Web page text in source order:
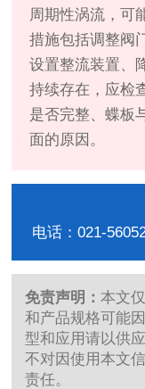
周期性涡流，可
措施包括调整阀
设置整流装置、
持续存在，应检
是否完整、蝶板
面的原因。
电话：021-
免责声明：本文
和产品规格可能
型和应用请以供
不对因使用本文
责任。